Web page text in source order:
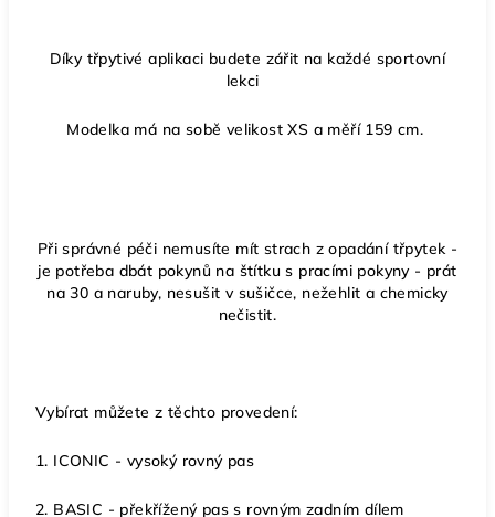
Díky třpytivé aplikaci budete zářit na každé sportovní
lekci
Modelka má na sobě velikost XS a měří 159 cm.
Při správné péči nemusíte mít strach z opadání třpytek -
je potřeba dbát pokynů na štítku s pracími pokyny - prát
na 30 a naruby, nesušit v sušičce, nežehlit a chemicky
nečistit.
Vybírat můžete z těchto provedení:
1. ICONIC - vysoký rovný pas
2. BASIC - překřížený pas s rovným zadním dílem